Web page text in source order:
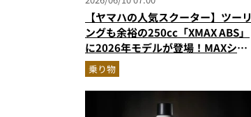
【ヤマハの人気スクーター】ツーリ
ングも余裕の250cc「XMAX ABS」
に2026年モデルが登場！MAXシリ
ーズを象徴する新色と快適装備を解
説
乗り物